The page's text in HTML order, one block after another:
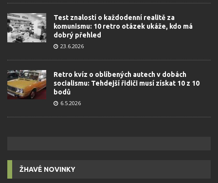
Test znalostí o každodenní realitě za
komunismu: 10 retro otázek ukáže, kdo má
dobrý přehled
23.6.2026
Retro kvíz o oblíbených autech v dobách
socialismu: Tehdejší řidiči musí získat 10 z 10
bodů
6.5.2026
ŽHAVÉ NOVINKY